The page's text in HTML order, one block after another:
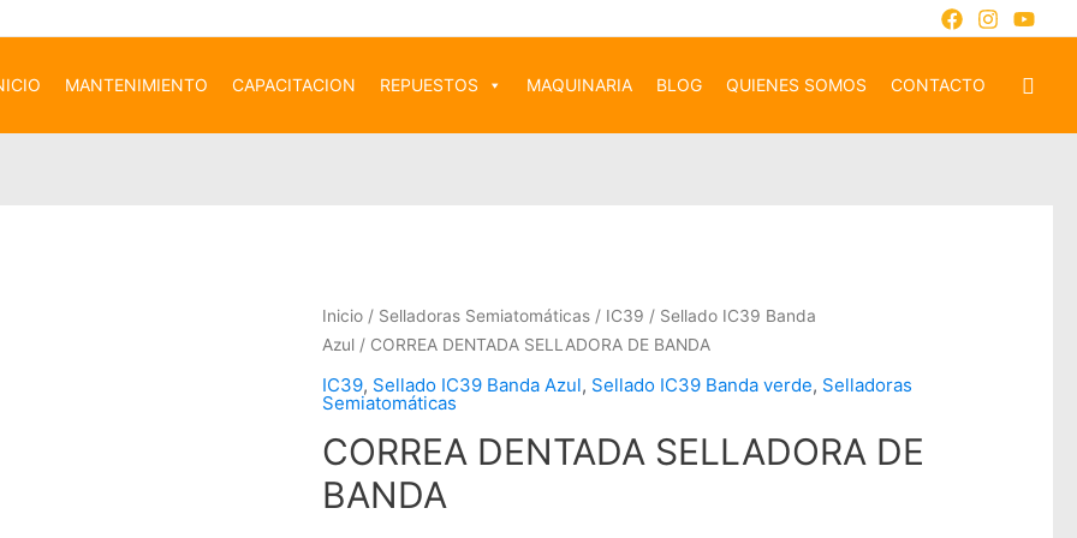
MANTENIMIENTO CAPACITACION REPUESTOS MAQUINARIA BLOG QUIENES SOMOS CONTACTO
Inicio / Selladoras Semiatomáticas / IC39 / Sellado IC39 Banda
Azul / CORREA DENTADA SELLADORA DE BANDA
IC39, Sellado IC39 Banda Azul, Sellado IC39 Banda verde, Selladoras
Semiatomáticas
CORREA DENTADA SELLADORA DE
BANDA